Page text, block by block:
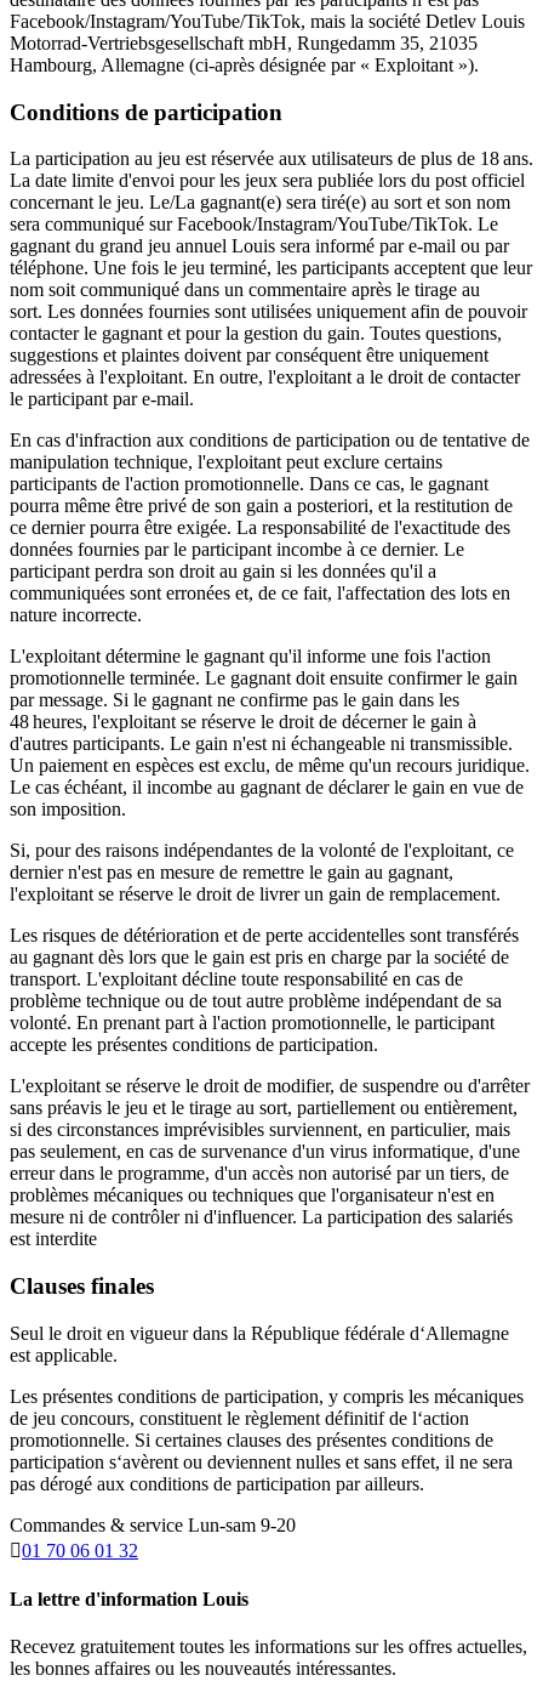
Facebook/Instagram/YouTube/TikTok, mais la société Detlev Louis
Motorrad-Vertriebsgesellschaft mbH, Rungedamm 35, 21035
Hambourg, Allemagne (ci-après désignée par « Exploitant »).
Conditions de participation
La participation au jeu est réservée aux utilisateurs de plus de 18 ans.
La date limite d'envoi pour les jeux sera publiée lors du post officiel
concernant le jeu. Le/La gagnant(e) sera tiré(e) au sort et son nom
sera communiqué sur Facebook/Instagram/YouTube/TikTok. Le
gagnant du grand jeu annuel Louis sera informé par e-mail ou par
téléphone. Une fois le jeu terminé, les participants acceptent que leur
nom soit communiqué dans un commentaire après le tirage au
sort. Les données fournies sont utilisées uniquement afin de pouvoir
contacter le gagnant et pour la gestion du gain. Toutes questions,
suggestions et plaintes doivent par conséquent être uniquement
adressées à l'exploitant. En outre, l'exploitant a le droit de contacter
le participant par e-mail.
En cas d'infraction aux conditions de participation ou de tentative de
manipulation technique, l'exploitant peut exclure certains
participants de l'action promotionnelle. Dans ce cas, le gagnant
pourra même être privé de son gain a posteriori, et la restitution de
ce dernier pourra être exigée. La responsabilité de l'exactitude des
données fournies par le participant incombe à ce dernier. Le
participant perdra son droit au gain si les données qu'il a
communiquées sont erronées et, de ce fait, l'affectation des lots en
nature incorrecte.
L'exploitant détermine le gagnant qu'il informe une fois l'action
promotionnelle terminée. Le gagnant doit ensuite confirmer le gain
par message. Si le gagnant ne confirme pas le gain dans les
48 heures, l'exploitant se réserve le droit de décerner le gain à
d'autres participants. Le gain n'est ni échangeable ni transmissible.
Un paiement en espèces est exclu, de même qu'un recours juridique.
Le cas échéant, il incombe au gagnant de déclarer le gain en vue de
son imposition.
Si, pour des raisons indépendantes de la volonté de l'exploitant, ce
dernier n'est pas en mesure de remettre le gain au gagnant,
l'exploitant se réserve le droit de livrer un gain de remplacement.
Les risques de détérioration et de perte accidentelles sont transférés
au gagnant dès lors que le gain est pris en charge par la société de
transport. L'exploitant décline toute responsabilité en cas de
problème technique ou de tout autre problème indépendant de sa
volonté. En prenant part à l'action promotionnelle, le participant
accepte les présentes conditions de participation.
L'exploitant se réserve le droit de modifier, de suspendre ou d'arrêter
sans préavis le jeu et le tirage au sort, partiellement ou entièrement,
si des circonstances imprévisibles surviennent, en particulier, mais
pas seulement, en cas de survenance d'un virus informatique, d'une
erreur dans le programme, d'un accès non autorisé par un tiers, de
problèmes mécaniques ou techniques que l'organisateur n'est en
mesure ni de contrôler ni d'influencer. La participation des salariés
est interdite
Clauses finales
Seul le droit en vigueur dans la République fédérale d‘Allemagne
est applicable.
Les présentes conditions de participation, y compris les mécaniques
de jeu concours, constituent le règlement définitif de l‘action
promotionnelle. Si certaines clauses des présentes conditions de
participation s‘avèrent ou deviennent nulles et sans effet, il ne sera
pas dérogé aux conditions de participation par ailleurs.
Commandes & service Lun-sam 9-20
01 70 06 01 32
La lettre d'information Louis
Recevez gratuitement toutes les informations sur les offres actuelles,
les bonnes affaires ou les nouveautés intéressantes.